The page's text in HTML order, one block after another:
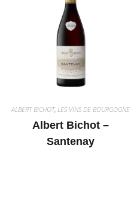
ALBERT BICHOT,LES VINS DE BOURGOGNE
Albert Bichot –
Santenay